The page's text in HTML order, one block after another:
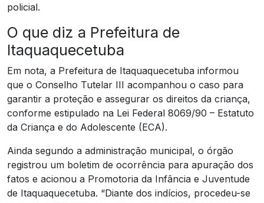
policial.
O que diz a Prefeitura de
Itaquaquecetuba
Em nota, a Prefeitura de Itaquaquecetuba informou
que o Conselho Tutelar III acompanhou o caso para
garantir a proteção e assegurar os direitos da criança,
conforme estipulado na Lei Federal 8069/90 – Estatuto
da Criança e do Adolescente (ECA).
Ainda segundo a administração municipal, o órgão
registrou um boletim de ocorrência para apuração dos
fatos e acionou a Promotoria da Infância e Juventude
de Itaquaquecetuba. “Diante dos indícios, procedeu-se